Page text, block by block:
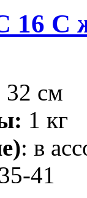
С
32 см
1 кг
: в
41